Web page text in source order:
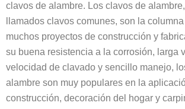
clavos de alambre. Los clavos de
llamados clavos comunes, son la
muchos proyectos de construcción y
su buena resistencia a la corrosión, larga
velocidad de clavado y sencillo manejo,
alambre son muy populares en la
construcción, decoración del hogar y